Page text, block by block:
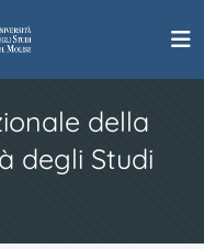
della
degli Studi